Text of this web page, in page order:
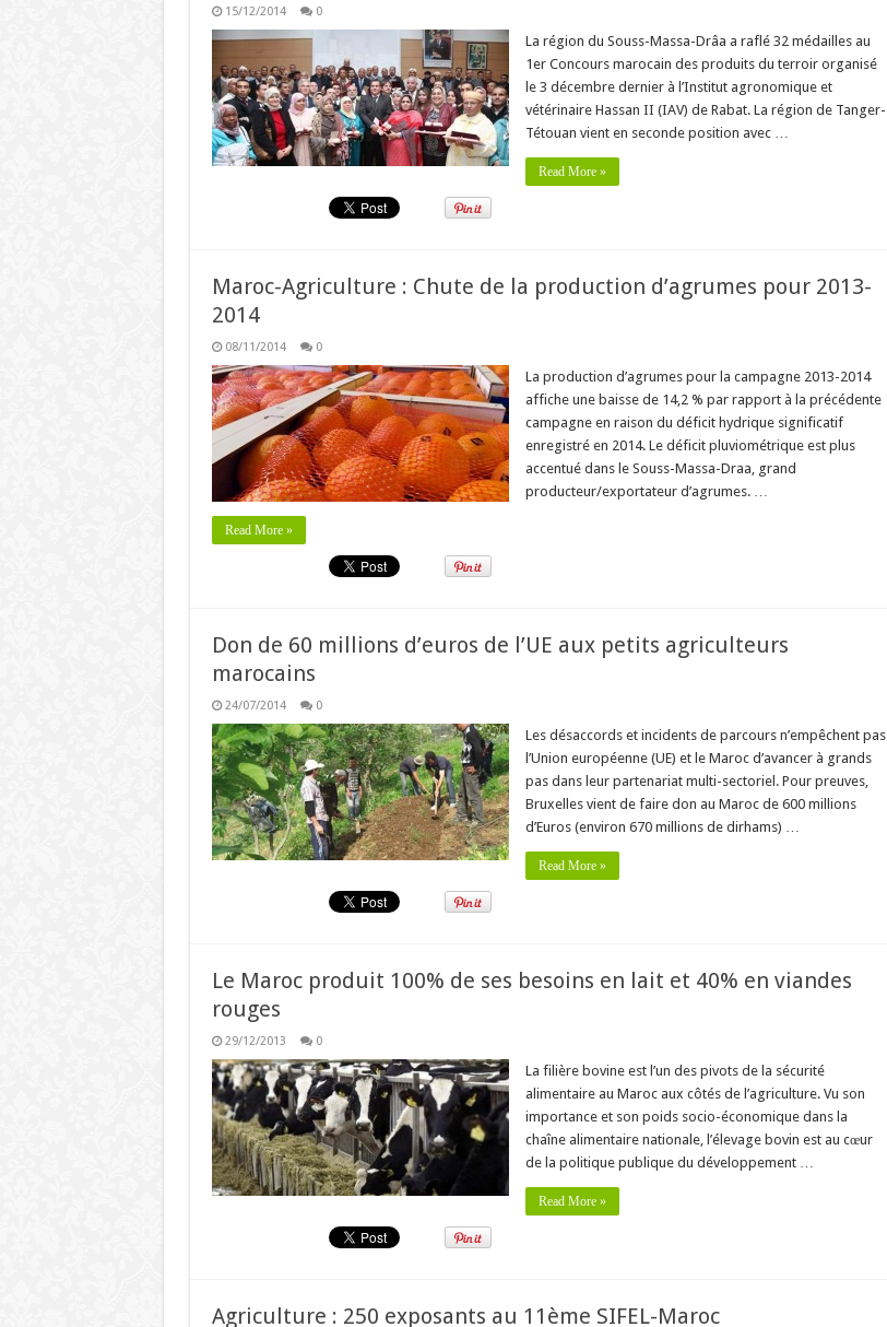
15/12/2014 0
La région du Souss-Massa-Drâa a raflé 32 médailles au
1er Concours marocain des produits du terroir organisé
le 3 décembre dernier à l’Institut agronomique et
vétérinaire Hassan II (IAV) de Rabat. La région de Tanger-
Tétouan vient en seconde position avec …
Read More »
Maroc-Agriculture : Chute de la production d’agrumes pour 2013-
2014
08/11/2014 0
La production d’agrumes pour la campagne 2013-2014
affiche une baisse de 14,2 % par rapport à la précédente
campagne en raison du déficit hydrique significatif
enregistré en 2014. Le déficit pluviométrique est plus
accentué dans le Souss-Massa-Draa, grand
producteur/exportateur d’agrumes. …
Read More »
Don de 60 millions d’euros de l’UE aux petits agriculteurs
marocains
24/07/2014 0
Les désaccords et incidents de parcours n’empêchent pas
l’Union européenne (UE) et le Maroc d’avancer à grands
pas dans leur partenariat multi-sectoriel. Pour preuves,
Bruxelles vient de faire don au Maroc de 600 millions
d’Euros (environ 670 millions de dirhams) …
Read More »
Le Maroc produit 100% de ses besoins en lait et 40% en viandes
rouges
29/12/2013 0
La filière bovine est l’un des pivots de la sécurité
alimentaire au Maroc aux côtés de l’agriculture. Vu son
importance et son poids socio-économique dans la
chaîne alimentaire nationale, l’élevage bovin est au cœur
de la politique publique du développement …
Read More »
Agriculture : 250 exposants au 11ème SIFEL-Maroc